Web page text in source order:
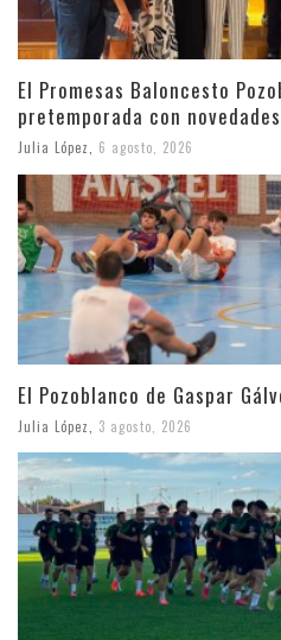
El Promesas Baloncesto
pretemporada con novedades
Julia López 6 agosto, 2026
El Pozoblanco de Gaspar
Julia López 3 agosto, 2026